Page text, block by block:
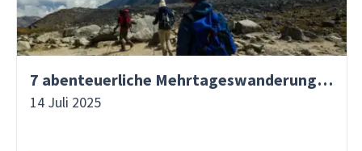
7 abenteuerliche Mehrtageswanderungen in Südamerika
14 Juli 2025